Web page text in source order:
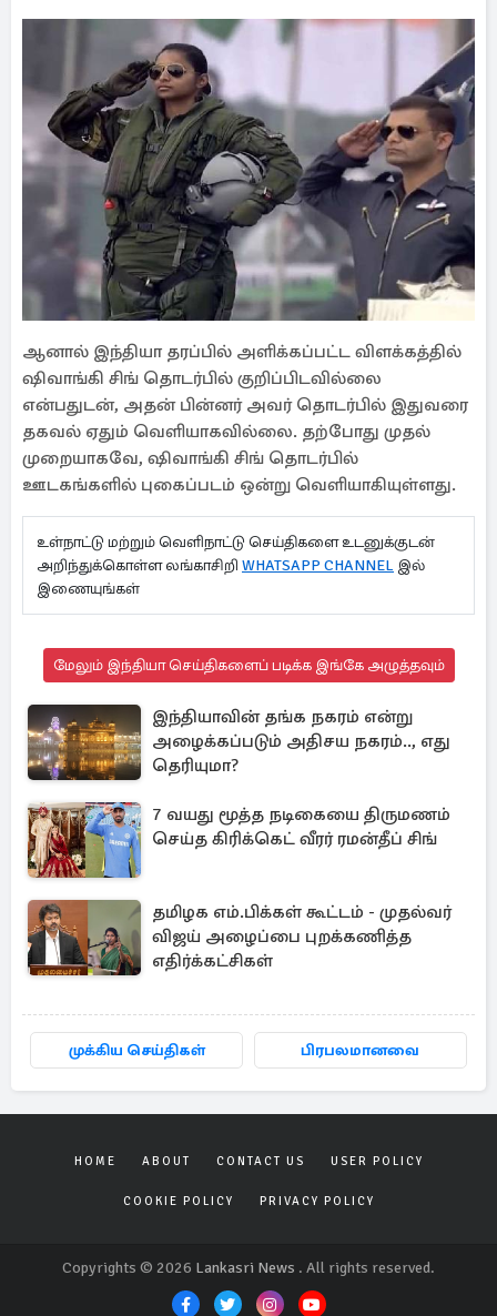
ஆனால் இந்தியா தரப்பில் அளிக்கப்பட்ட விளக்கத்தில்
ஷிவாங்கி சிங் தொடர்பில் குறிப்பிடவில்லை
என்பதுடன், அதன் பின்னர் அவர் தொடர்பில் இதுவரை
தகவல் ஏதும் வெளியாகவில்லை. தற்போது முதல்
முறையாகவே, ஷிவாங்கி சிங் தொடர்பில்
ஊடகங்களில் புகைப்படம் ஒன்று வெளியாகியுள்ளது.
உள்நாட்டு மற்றும் வெளிநாட்டு செய்திகளை உடனுக்குடன்
அறிந்துக்கொள்ள லங்காசிறி WHATSAPP CHANNEL இல்
இணையுங்கள்
மேலும் இந்தியா செய்திகளைப் படிக்க இங்கே அழுத்தவும்
இந்தியாவின் தங்க நகரம் என்று
அழைக்கப்படும் அதிசய நகரம்.., எது
தெரியுமா?
7 வயது மூத்த நடிகையை திருமணம்
செய்த கிரிக்கெட் வீரர் ரமன்தீப் சிங்
தமிழக எம்.பிக்கள் கூட்டம் - முதல்வர்
விஜய் அழைப்பை புறக்கணித்த
எதிர்க்கட்சிகள்
முக்கிய செய்திகள் பிரபலமானவை
HOME ABOUT CONTACT US USER POLICY
COOKIE POLICY PRIVACY POLICY
Copyrights © 2026 Lankasri News . All rights reserved.